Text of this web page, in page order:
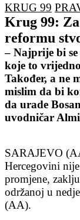
KRUG 99
Krug 99:
reformu
– Najprije bi
koje to
Također, a ne
mislim da bi
da urade
uvodničar
SARAJEVO
Hercegovini
promjene,
održanoj u
(AA).